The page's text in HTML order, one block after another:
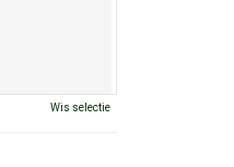
Wis selectie